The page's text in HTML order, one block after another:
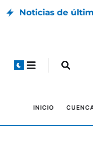
Noticias de
INICIO